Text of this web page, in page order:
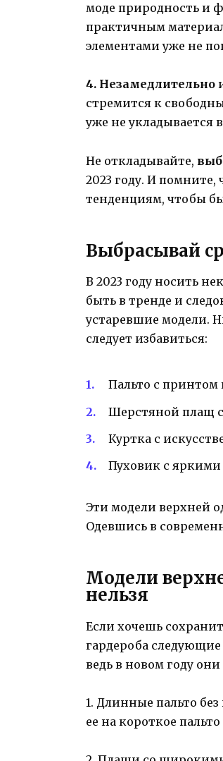
моде природность и
практичным
элементами уже не
4. Незамедлительно
стремится к
уже не укладывается
Не откладывайте,
2023 году. И
тенденциям, чтобы
Выбрасывай
В 2023 году носить
быть в тренде и
устаревшие модели.
следует избавиться:
Пальто с принтом
Шерстяной плащ
Куртка с
Пуховик с
Эти модели верхней
Одевшись в
Модели
нельзя
Если хочешь
гардероба
ведь в новом году
1. Длинные пальто без
ее на короткое